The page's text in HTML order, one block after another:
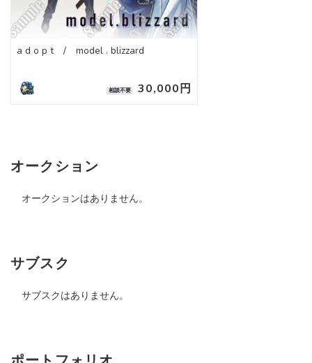
a d o p t / model . blizzard
相談不要 30,000円
オークション
オークションはありません。
サブスク
サブスクはありません。